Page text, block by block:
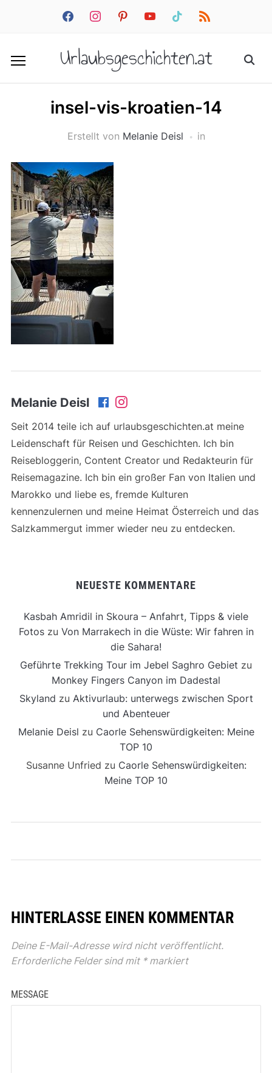
facebookinstagrampinterestyoutube tiktok rss
Urlaubsgeschichten.at
insel-vis-kroatien-14
Erstellt von Melanie Deisl in
Melanie Deisl
Seit 2014 teile ich auf urlaubsgeschichten.at meine
Leidenschaft für Reisen und Geschichten. Ich bin
Reisebloggerin, Content Creator und Redakteurin für
Reisemagazine. Ich bin ein großer Fan von Italien und
Marokko und liebe es, fremde Kulturen
kennenzulernen und meine Heimat Österreich und das
Salzkammergut immer wieder neu zu entdecken.
NEUESTE KOMMENTARE
Kasbah Amridil in Skoura – Anfahrt, Tipps & viele
Fotoszu Von Marrakech in die Wüste: Wir fahren in
die Sahara!
Geführte Trekking Tour im Jebel Saghro Gebiet zu
Monkey Fingers Canyon im Dadestal
Skyland zu Aktivurlaub: unterwegs zwischen Sport
und Abenteuer
Melanie Deisl zu Caorle Sehenswürdigkeiten: Meine
TOP 10
Susanne Unfried zu Caorle Sehenswürdigkeiten:
Meine TOP 10
HINTERLASSE EINEN KOMMENTAR
Deine E-Mail-Adresse wird nicht veröffentlicht.
Erforderliche Felder sind mit *markiert
MESSAGE